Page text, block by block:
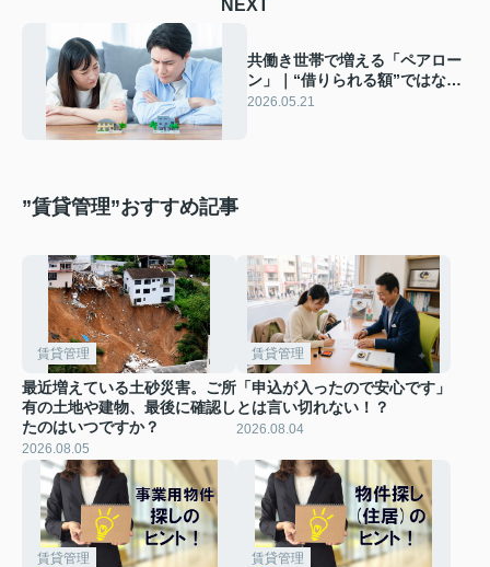
NEXT
共働き世帯で増える「ペアロー
ン」｜“借りられる額”ではな
く“安心して返せる額”を考える
2026.05.21
”賃貸管理”おすすめ記事
賃貸管理
最近増えている土砂災害。ご所
有の土地や建物、最後に確認し
たのはいつですか？
2026.08.05
賃貸管理
「申込が入ったので安心です」
とは言い切れない！？
2026.08.04
賃貸管理 賃貸管理